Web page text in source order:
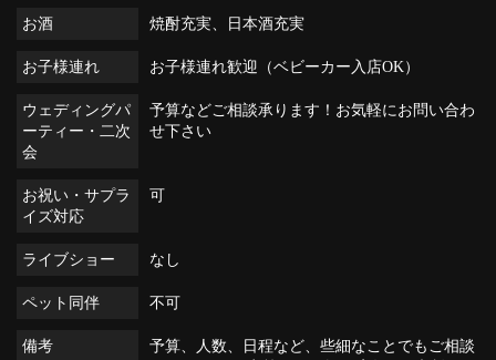
お酒 焼酎充実、日本酒充実
お子様連れ お子様連れ歓迎（ベビーカー入店OK）
ウェディングパ
ーティー・二次
会
予算などご相談承ります！お気軽にお問い合わ
せ下さい
お祝い・サプラ
イズ対応
可
ライブショー なし
ペット同伴 不可
備考
予算、人数、日程など、些細なことでもご相談